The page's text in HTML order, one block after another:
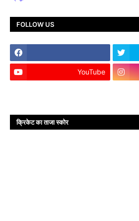
FOLLOW US
YouTube
क्रिकेट का ताजा स्कोर